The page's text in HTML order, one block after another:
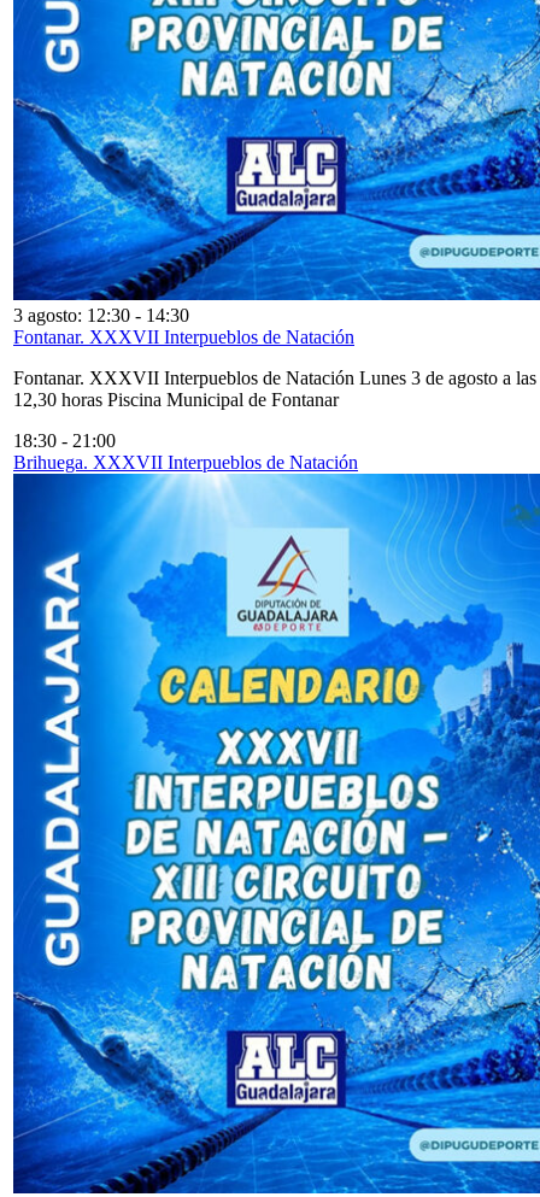
3 agosto: 12:30 - 14:30
Fontanar. XXXVII Interpueblos de Natación
Fontanar. XXXVII Interpueblos de Natación Lunes 3 de agosto a las
12,30 horas Piscina Municipal de Fontanar
18:30 - 21:00
Brihuega. XXXVII Interpueblos de Natación